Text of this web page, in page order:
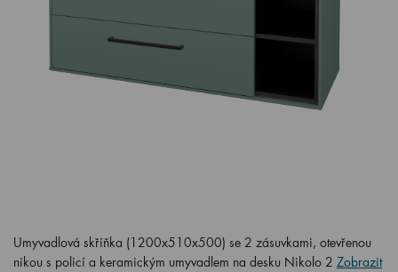
Umyvadlová skříňka (1200x510x500) se 2 zásuvkami, otevřenou
nikou s policí a keramickým umyvadlem na desku Nikolo 2 Zobrazit